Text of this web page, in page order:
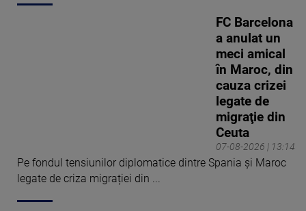
07-08-2026 | 13:14
FC Barcelona
a anulat un
meci amical
în Maroc, din
cauza crizei
legate de
migraţie din
Ceuta
Pe fondul tensiunilor diplomatice dintre Spania și Maroc
legate de criza migrației din ...